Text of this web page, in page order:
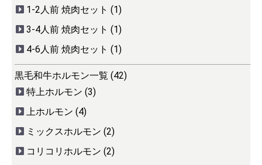
1-2人前 焼肉セット (1)
3-4人前 焼肉セット (1)
4-6人前 焼肉セット (1)
黒毛和牛ホルモン一覧 (42)
特上ホルモン (3)
上ホルモン (4)
ミックスホルモン (2)
コリコリホルモン (2)